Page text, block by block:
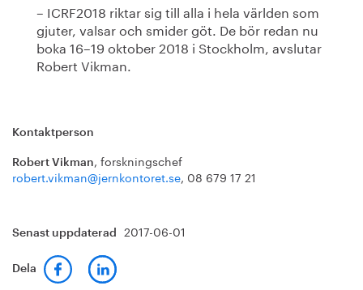
– ICRF2018 riktar sig till alla i hela världen som
gjuter, valsar och smider göt. De bör redan nu
boka 16–19 oktober 2018 i Stockholm, avslutar
Robert Vikman.
Kontaktperson
Robert Vikman, forskningschef
robert.vikman@jernkontoret.se, 08 679 17 21
Senast uppdaterad 2017-06-01
Dela